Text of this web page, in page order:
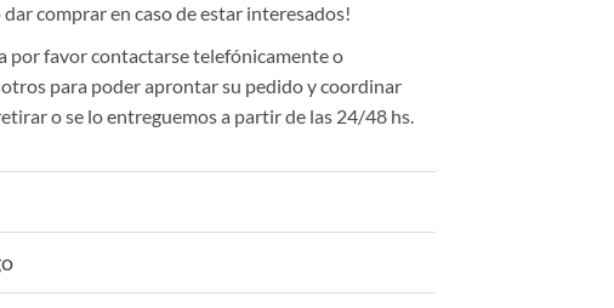
dar comprar en caso de estar interesados!
por favor contactarse telefónicamente o
para poder aprontar su pedido y coordinar
o se lo entreguemos a partir de las 24/48 hs.